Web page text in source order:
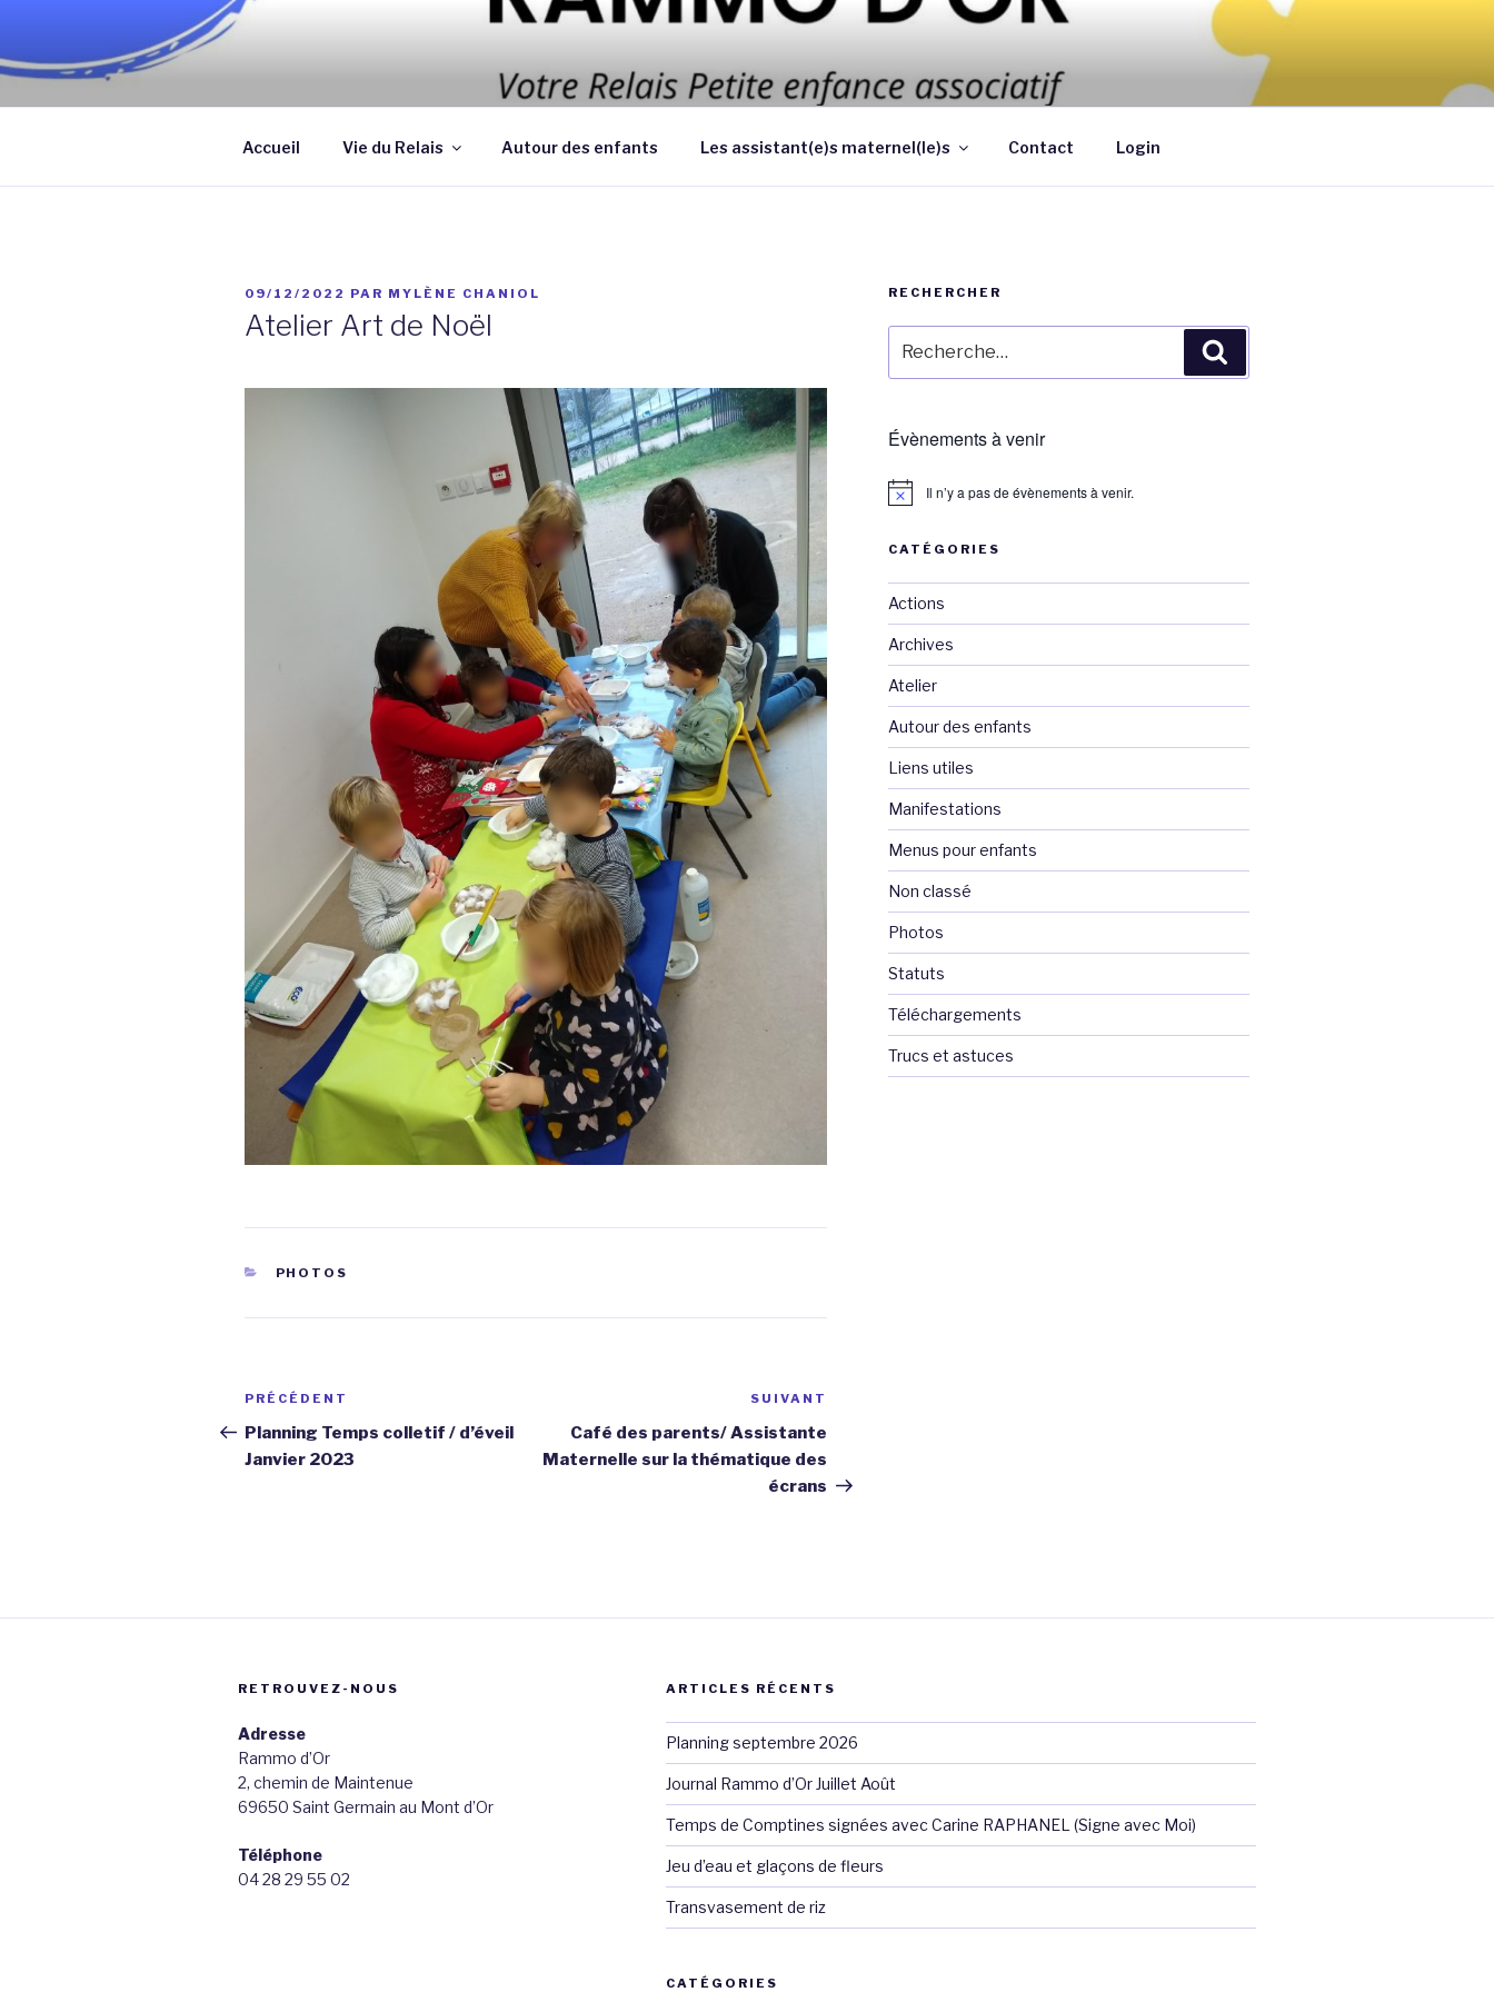
contenu
Association qui a pour objectif d’améliorer les conditions et la qualité de la garde des enfants de moins de 6 ans au domicile des
assistantes maternelles et/ou au domicile des parents
Accueil Vie du Relais Autour des enfants Les assistant(e)s maternel(le)s Contact Login
PUBLIÉ
09/12/2022 PAR MYLÈNE CHANIOL
Atelier Art de Noël
CATÉGORIES
PHOTOS
Navigation
de
l’article
Article
précédent
PRÉCÉDENT
Planning Temps colletif / d’éveil
Janvier 2023
SUIVANT
Café des parents/ Assistante
Maternelle sur la thématique des
écrans
RECHERCHER
pour
:
Évènements à venir
Il n’y a pas de évènements à venir.
CATÉGORIES
Actions
Archives
Atelier
Autour des enfants
Liens utiles
Manifestations
Menus pour enfants
Non classé
Photos
Statuts
Téléchargements
Trucs et astuces
RETROUVEZ-NOUS
Adresse
Rammo d’Or
2, chemin de Maintenue
69650 Saint Germain au Mont d’Or
Téléphone
04 28 29 55 02
ARTICLES RÉCENTS
Planning septembre 2026
Journal Rammo d’Or Juillet Août
Temps de Comptines signées avec Carine RAPHANEL (Signe avec Moi)
Jeu d’eau et glaçons de fleurs
Transvasement de riz
CATÉGORIES